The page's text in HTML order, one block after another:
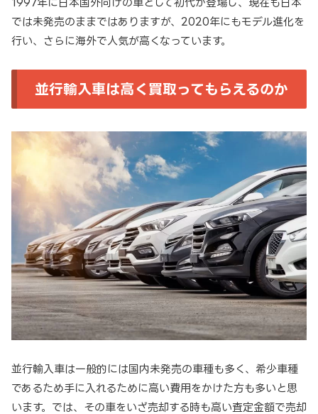
1997年に日本国外向けの車として初代が登場し、現在も日本
では未発売のままではありますが、2020年にもモデル進化を
行い、さらに海外で人気が高くなっています。
並行輸入車は高く買取ってもらえるのか
並行輸入車は一般的には国内未発売の車種も多く、希少車種
であるため手に入れるために高い費用をかけた方も多いと思
います。では、その車をいざ売却する時も高い査定金額で売却